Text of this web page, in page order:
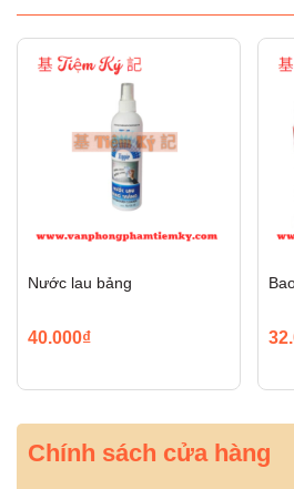
Nước lau bảng
40.000₫
Chính sách cửa hàng